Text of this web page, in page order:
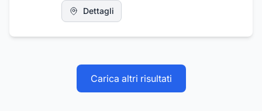
Dettagli
Carica altri risultati